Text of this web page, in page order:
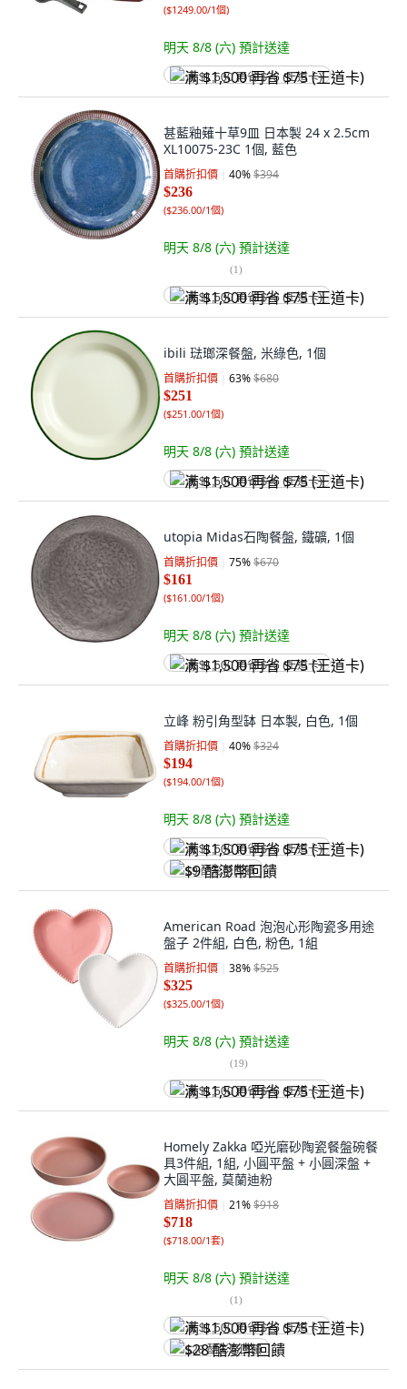
($1249.00/1個)
明天 8/8 (六) 預計送達
满 $1,500 再省 $75 (王道卡)
甚藍釉薙十草9皿 日本製 24 x 2.5cm
XL10075-23C 1個, 藍色
首購折扣價 40%$394
$236
($236.00/1個)
明天 8/8 (六) 預計送達
(1)
满 $1,500 再省 $75 (王道卡)
ibili 琺瑯深餐盤, 米綠色, 1個
首購折扣價 63%$680
$251
($251.00/1個)
明天 8/8 (六) 預計送達
满 $1,500 再省 $75 (王道卡)
utopia Midas石陶餐盤, 鐵礦, 1個
首購折扣價 75%$670
$161
($161.00/1個)
明天 8/8 (六) 預計送達
满 $1,500 再省 $75 (王道卡)
立峰 粉引角型缽 日本製, 白色, 1個
首購折扣價 40%$324
$194
($194.00/1個)
明天 8/8 (六) 預計送達
满 $1,500 再省 $75 (王道卡)
$9 酷澎幣回饋
American Road 泡泡心形陶瓷多用途
盤子 2件組, 白色, 粉色, 1組
首購折扣價 38%$525
$325
($325.00/1個)
明天 8/8 (六) 預計送達
(19)
满 $1,500 再省 $75 (王道卡)
Homely Zakka 啞光磨砂陶瓷餐盤碗餐
具3件組, 1組, 小圓平盤 + 小圓深盤 +
大圓平盤, 莫蘭迪粉
首購折扣價 21%$918
$718
($718.00/1套)
明天 8/8 (六) 預計送達
(1)
满 $1,500 再省 $75 (王道卡)
$28 酷澎幣回饋